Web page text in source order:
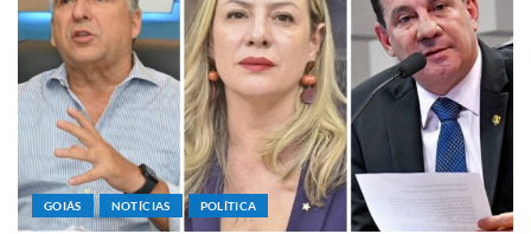
GOIÁS NOTÍCIAS POLÍTICA